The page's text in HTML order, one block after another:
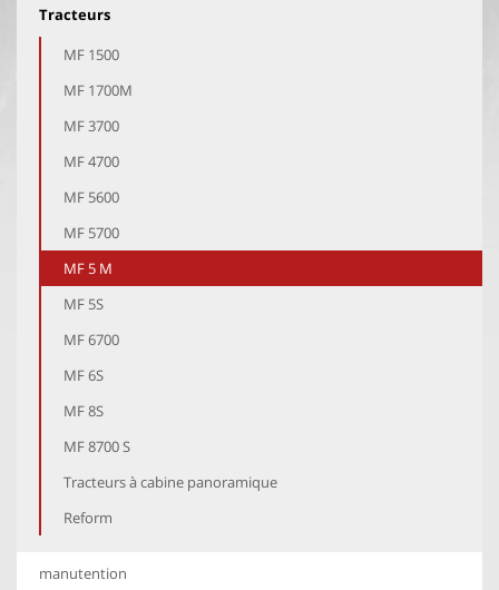
Tracteurs
MF 1500
MF 1700M
MF 3700
MF 4700
MF 5600
MF 5700
MF 5 M
MF 5S
MF 6700
MF 6S
MF 8S
MF 8700 S
Tracteurs à cabine panoramique
Reform
manutention